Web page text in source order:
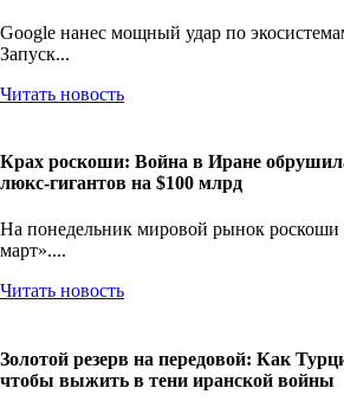
Google нанес мощный удар по
Запуск...
Читать новость
Крах роскоши: Война в Иране
люкс-гигантов на $100 млрд
На понедельник мировой рынок роскоши
март»....
Читать новость
Золотой резерв на передовой: Как
чтобы выжить в тени иранской войны